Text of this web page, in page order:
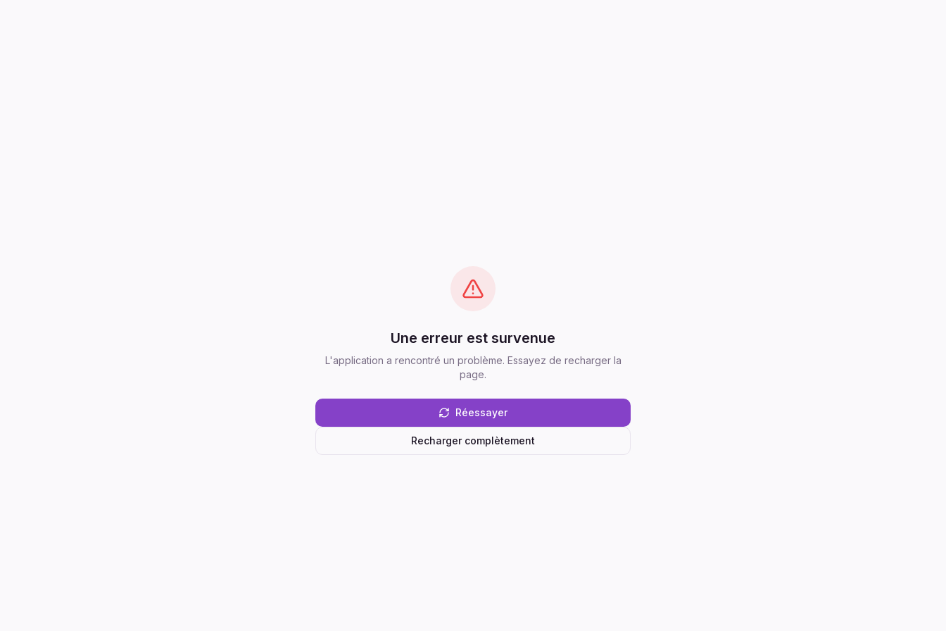
Une erreur est survenue
L'application a rencontré un problème. Essayez de recharger la
page.
Réessayer
Recharger complètement